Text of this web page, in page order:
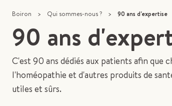
Boiron > Qui sommes-nous ? > 90 ans d'expertise
90 ans
C'est 90 ans dédiés aux patients afin que
l'homéopathie et d'autres produits de
utiles et sûrs.